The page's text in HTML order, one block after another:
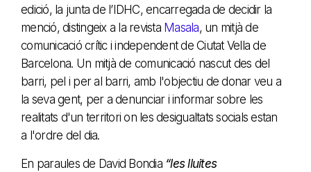
edició, la junta de l’IDHC, encarregada de decidir la
menció, distingeix a la revista Masala, un mitjà de
comunicació crític i independent de Ciutat Vella de
Barcelona. Un mitjà de comunicació nascut des del
barri, pel i per al barri, amb l'objectiu de donar veu a
la seva gent, per a denunciar i informar sobre les
realitats d'un territori on les desigualtats socials estan
a l'ordre del dia.
En paraules de David Bondia “les lluites